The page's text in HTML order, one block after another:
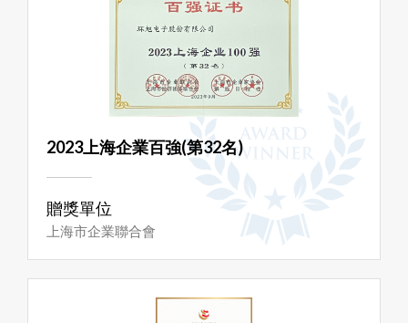
2023上海企業百強(第32名)
贈獎單位
上海市企業聯合會